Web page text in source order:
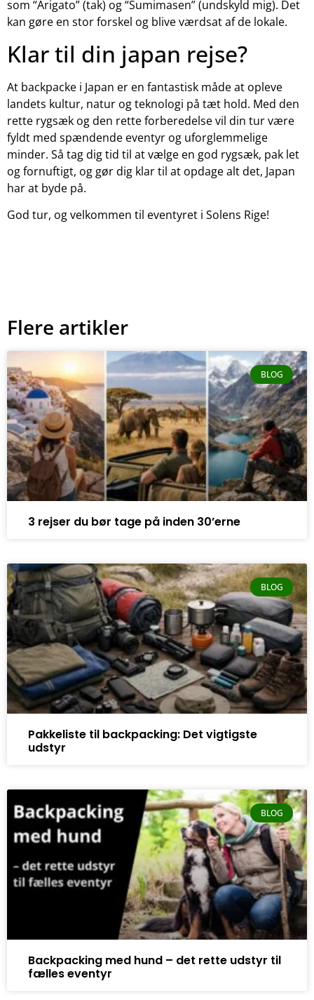
som “Arigato” (tak) og “Sumimasen” (undskyld mig). Det
kan gøre en stor forskel og blive værdsat af de lokale.
Klar til din japan rejse?
At backpacke i Japan er en fantastisk måde at opleve
landets kultur, natur og teknologi på tæt hold. Med den
rette rygsæk og den rette forberedelse vil din tur være
fyldt med spændende eventyr og uforglemmelige
minder. Så tag dig tid til at vælge en god rygsæk, pak let
og fornuftigt, og gør dig klar til at opdage alt det, Japan
har at byde på.
God tur, og velkommen til eventyret i Solens Rige!
Flere artikler
BLOG
3 rejser du bør tage på inden 30’erne
BLOG
Pakkeliste til backpacking: Det vigtigste
udstyr
BLOG
Backpacking med hund – det rette udstyr til
fælles eventyr